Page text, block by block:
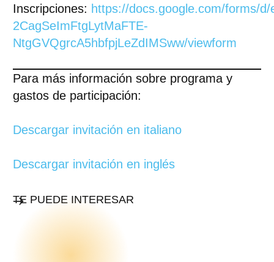
Inscripciones: https://docs.google.com/forms/
2CagSeImFtgLytMaFTE-
NtgGVQgrcA5hbfpjLeZdIMSww/viewform
Para más información sobre programa y
gastos de participación:
Descargar invitación en italiano
Descargar invitación en inglés
TE PUEDE INTERESAR